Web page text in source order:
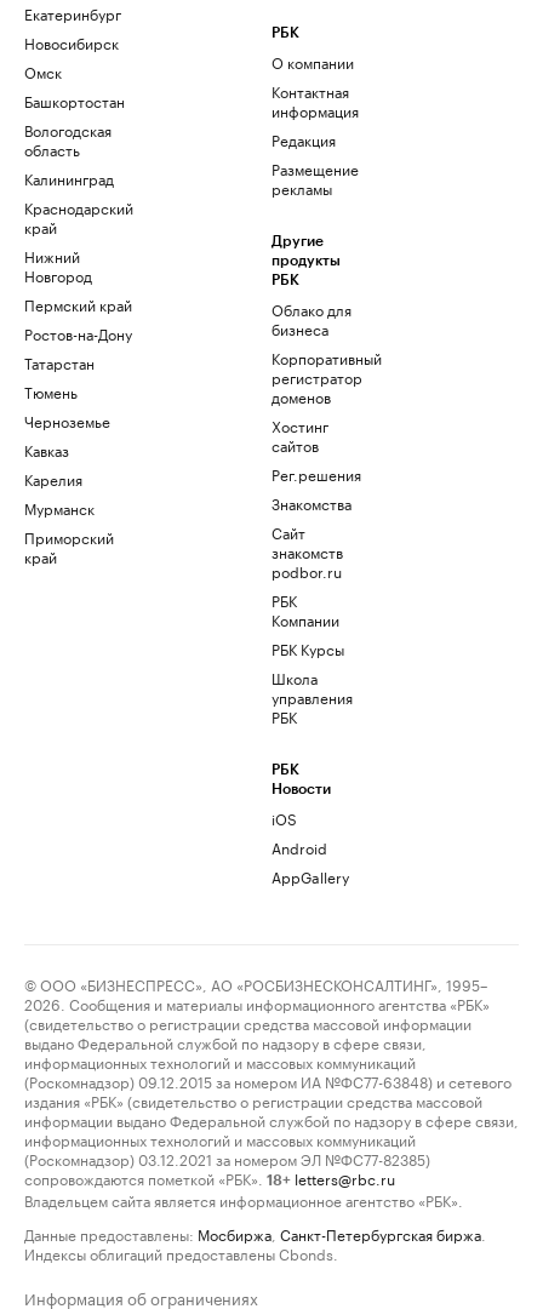
Екатеринбург
Новосибирск
Омск
Башкортостан
Вологодская
область
Калининград
Краснодарский
край
Нижний
Новгород
Пермский край
Ростов-на-Дону
Татарстан
Тюмень
Черноземье
Кавказ
Карелия
Мурманск
Приморский
край
РБК
О компании
Контактная
информация
Редакция
Размещение
рекламы
Другие
продукты
РБК
Облако для
бизнеса
Корпоративный
регистратор
доменов
Хостинг
сайтов
Рег.решения
Знакомства
Сайт
знакомств
podbor.ru
РБК
Компании
РБК Курсы
Школа
управления
РБК
РБК
Новости
iOS
Android
AppGallery
© ООО «БИЗНЕСПРЕСС», АО «РОСБИЗНЕСКОНСАЛТИНГ», 1995–
2026. Сообщения и материалы информационного агентства «РБК»
(свидетельство о регистрации средства массовой информации
выдано Федеральной службой по надзору в сфере связи,
информационных технологий и массовых коммуникаций
(Роскомнадзор) 09.12.2015 за номером ИА №ФС77-63848) и сетевого
издания «РБК» (свидетельство о регистрации средства массовой
информации выдано Федеральной службой по надзору в сфере связи,
информационных технологий и массовых коммуникаций
(Роскомнадзор) 03.12.2021 за номером ЭЛ №ФС77-82385)
сопровождаются пометкой «РБК».
18+ letters@rbc.ru
Владельцем сайта является информационное агентство «РБК».
Данные предоставлены: Мосбиржа Санкт-Петербургская биржа
Индексы облигаций предоставлены Cbonds.
Информация об ограничениях